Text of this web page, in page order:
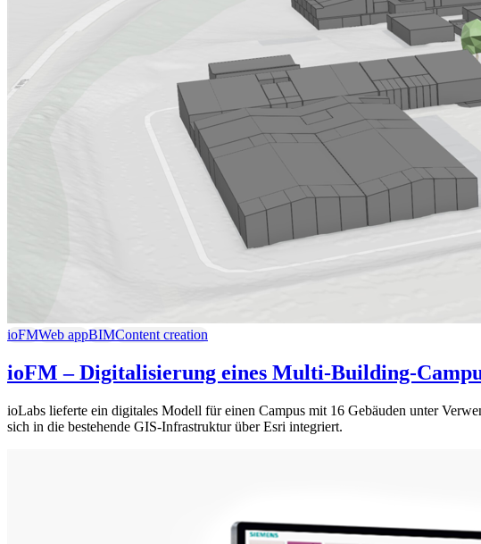
ioFMWeb appBIMContent creation
ioFM – Digitalisierung eines Multi-Building-
ioLabs lieferte ein digitales Modell für einen Campus mit 16 Gebäuden unter
sich in die bestehende GIS-Infrastruktur über Esri integriert.